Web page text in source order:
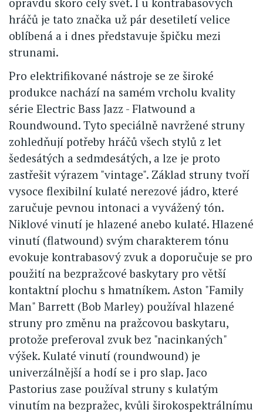
hráčů je tato značka už pár desetiletí velice
oblíbená a i dnes představuje špičku mezi
strunami.
Pro elektrifikované nástroje se ze široké
produkce nachází na samém vrcholu kvality
série Electric Bass Jazz - Flatwound a
Roundwound. Tyto speciálně navržené struny
zohledňují potřeby hráčů všech stylů z let
šedesátých a sedmdesátých, a lze je proto
zastřešit výrazem "vintage". Základ struny tvoří
vysoce flexibilní kulaté nerezové jádro, které
zaručuje pevnou intonaci a vyvážený tón.
Niklové vinutí je hlazené anebo kulaté. Hlazené
vinutí (flatwound) svým charakterem tónu
evokuje kontrabasový zvuk a doporučuje se pro
použití na bezpražcové baskytary pro větší
kontaktní plochu s hmatníkem. Aston "Family
Man" Barrett (Bob Marley) používal hlazené
struny pro změnu na pražcovou baskytaru,
protože preferoval zvuk bez "nacinkaných"
výšek. Kulaté vinutí (roundwound) je
univerzálnější a hodí se i pro slap. Jaco
Pastorius zase používal struny s kulatým
vinutím na bezpražec, kvůli širokospektrálnímu